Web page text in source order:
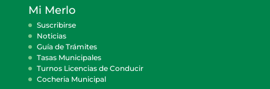
Mi Merlo
Suscribirse
Noticias
Guía de Trámites
Tasas Municipales
Turnos Licencias de Conducir
Cocheria Municipal